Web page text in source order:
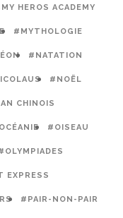
HEROS ACADEMY
#MYTHOLOGIE
#NATATION
#NOËL
CHINOIS
#OISEAU
EXPRESS
#PAIR-NON-PAIR